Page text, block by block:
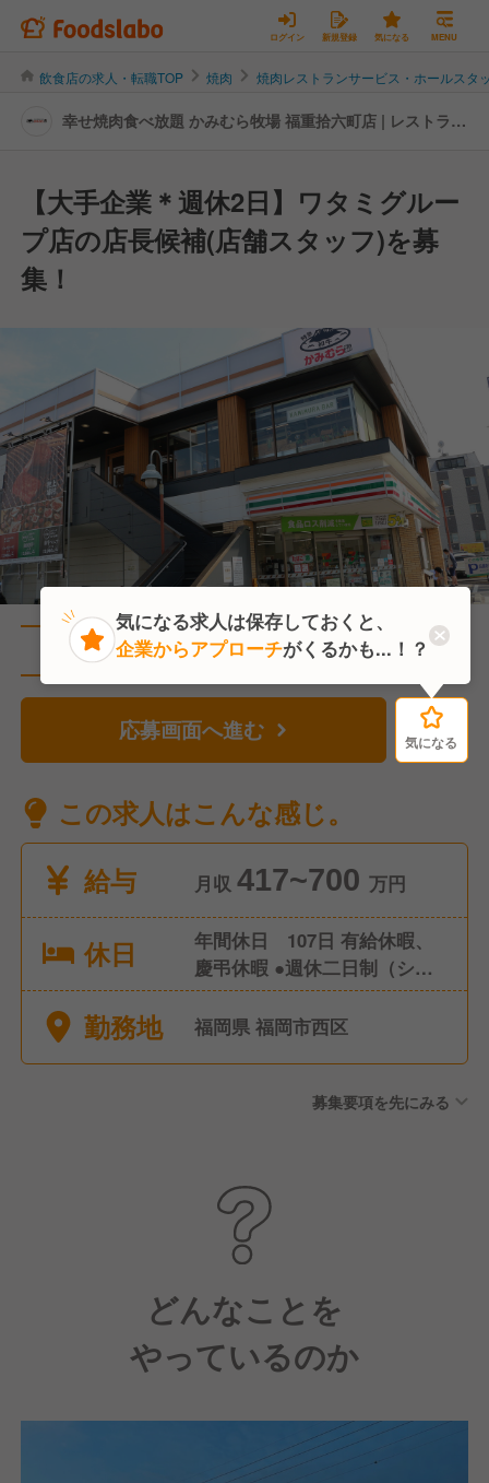
ログイン 新規登録 気になる MENU
飲食店の求人・転職TOP 焼肉 焼肉レストランサービス・ホールスタ
幸せ焼肉食べ放題 かみむら牧場 福重拾六町店 | レストラン
【大手企業＊週休2日】ワタミグルー
プ店の店長候補(店舗スタッフ)を募
集！
直近1人がこの求人を検討中
応募画面へ進む 気になる
この求人はこんな感じ。
給与
月収 417~700 万円
休日
年間休日 107日 有給休暇、
慶弔休暇 ●週休二日制（シフ
ト制） ●産前産後休暇（取
得・復帰実績あり） ●育児休
勤務地 福岡県 福岡市西区
募集要項を先にみる
どんなことを
やっているのか
気になる
気になる求人は保存しておくと、
企業からアプローチがくるかも...！？